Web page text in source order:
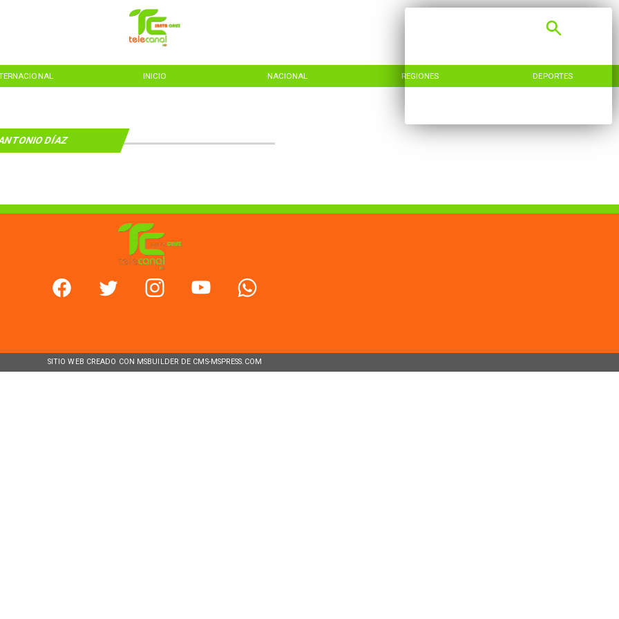
INICIO NACIONAL REGIONES DEPORTES
DÍAZ
SITIO WEB CREADO CON MSBUILDER DE CMS-MSPRESS.COM